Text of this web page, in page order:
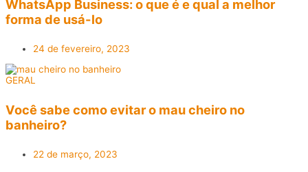
WhatsApp Business: o que é e qual a melhor
forma de usá-lo
24 de fevereiro, 2023
GERAL
Você sabe como evitar o mau cheiro no
banheiro?
22 de março, 2023